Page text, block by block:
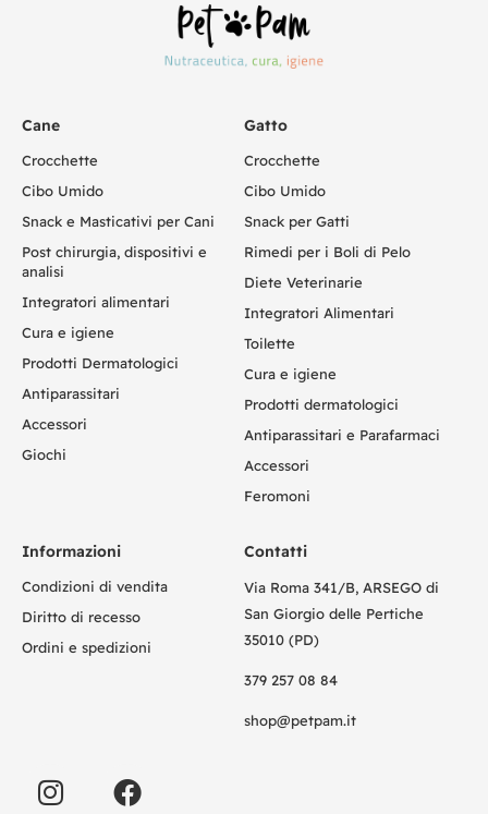
Cane
Crocchette
Cibo Umido
Snack e Masticativi per Cani
Post chirurgia, dispositivi e
analisi
Integratori alimentari
Cura e igiene
Prodotti Dermatologici
Antiparassitari
Accessori
Giochi
Gatto
Crocchette
Cibo Umido
Snack per Gatti
Rimedi per i Boli di Pelo
Diete Veterinarie
Integratori Alimentari
Toilette
Cura e igiene
Prodotti dermatologici
Antiparassitari e Parafarmaci
Accessori
Feromoni
Informazioni
Condizioni di vendita
Diritto di recesso
Ordini e spedizioni
Contatti
Via Roma 341/B, ARSEGO di
San Giorgio delle Pertiche
35010 (PD)
379 257 08 84
shop@petpam.it